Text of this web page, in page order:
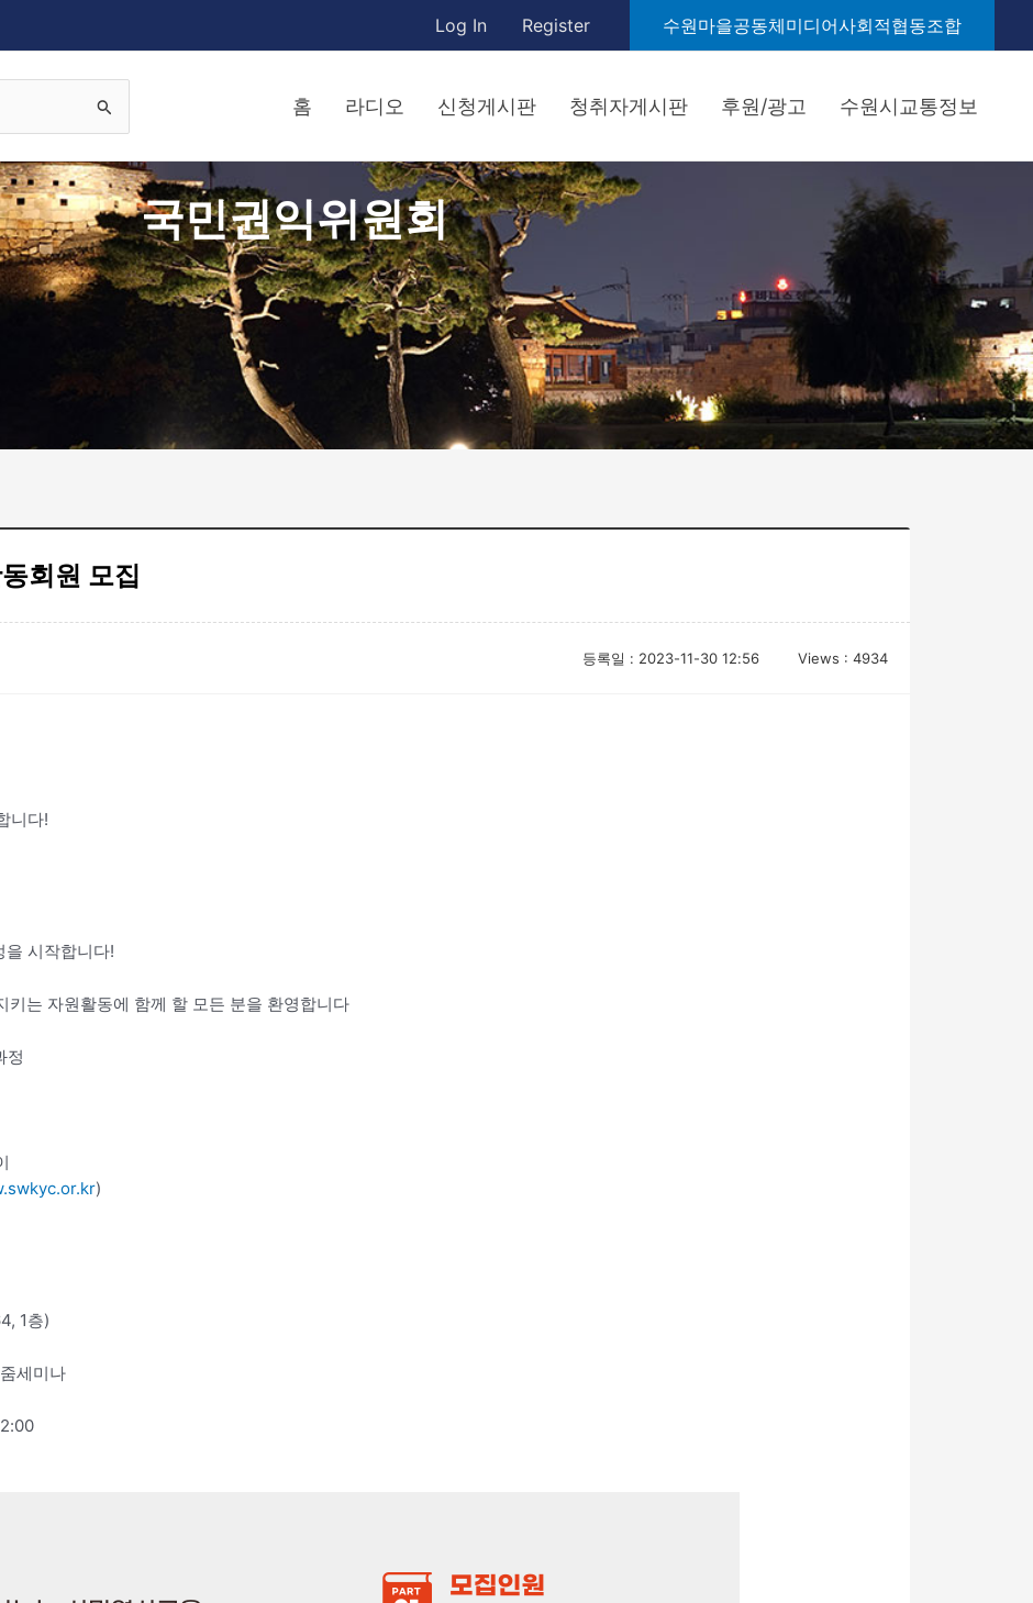
Log In Register 수원마을공동체미디어사회적협동조합
홈 라디오 신청게시판 청취자게시판 후원/광고 수원시교통정보
국민권익위원회
회원 모집
Views : 4934
등록일 : 2023-11-30 12:56
니다!
을 시작합니다!
는 자원활동에 함께 할 모든 분을 환영합니다
정
)
1층)
세미나